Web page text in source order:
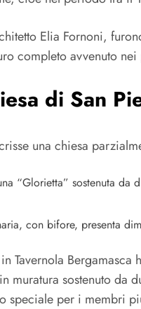
Elia Fornoni,
completo avvenuto
di San
una chiesa
“Glorietta” sostenuta da
con bifore, presenta
in Tavernola Bergamasca
muratura sostenuto
speciale per i membri